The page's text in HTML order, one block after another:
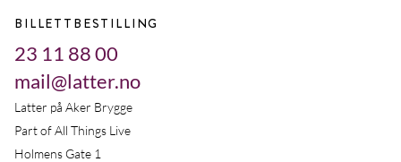
BILLETTBESTILLING
23 11 88 00
mail@latter.no
Latter på Aker Brygge
Part of All Things Live
Holmens Gate 1